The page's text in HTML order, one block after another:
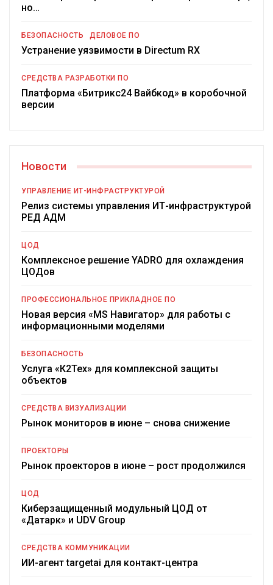
но…
БЕЗОПАСНОСТЬ ДЕЛОВОЕ ПО
Устранение уязвимости в Directum RX
СРЕДСТВА РАЗРАБОТКИ ПО
Платформа «Битрикс24 Вайбкод» в коробочной
версии
Новости
УПРАВЛЕНИЕ ИТ-ИНФРАСТРУКТУРОЙ
Релиз системы управления ИТ-инфраструктурой
РЕД АДМ
ЦОД
Комплексное решение YADRO для охлаждения
ЦОДов
ПРОФЕССИОНАЛЬНОЕ ПРИКЛАДНОЕ ПО
Новая версия «MS Навигатор» для работы с
информационными моделями
БЕЗОПАСНОСТЬ
Услуга «К2Тех» для комплексной защиты
объектов
СРЕДСТВА ВИЗУАЛИЗАЦИИ
Рынок мониторов в июне – снова снижение
ПРОЕКТОРЫ
Рынок проекторов в июне – рост продолжился
ЦОД
Киберзащищенный модульный ЦОД от
«Датарк» и UDV Group
СРЕДСТВА КОММУНИКАЦИИ
ИИ-агент targetai для контакт-центра